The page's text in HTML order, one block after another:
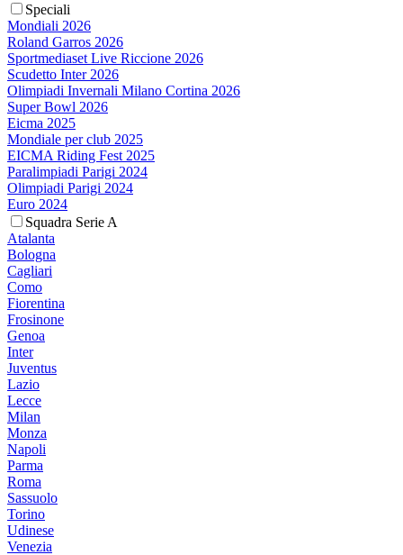
Speciali
Mondiali 2026
Roland Garros 2026
Sportmediaset Live Riccione 2026
Scudetto Inter 2026
Olimpiadi Invernali Milano Cortina 2026
Super Bowl 2026
Eicma 2025
Mondiale per club 2025
EICMA Riding Fest 2025
Paralimpiadi Parigi 2024
Olimpiadi Parigi 2024
Euro 2024
Squadra Serie A
Atalanta
Bologna
Cagliari
Como
Fiorentina
Frosinone
Genoa
Inter
Juventus
Lazio
Lecce
Milan
Monza
Napoli
Parma
Roma
Sassuolo
Torino
Udinese
Venezia